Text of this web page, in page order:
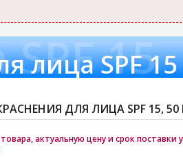
15
лица SPF 15
ДЛЯ ЛИЦА SPF 15,
актуальную цену и срок поставки